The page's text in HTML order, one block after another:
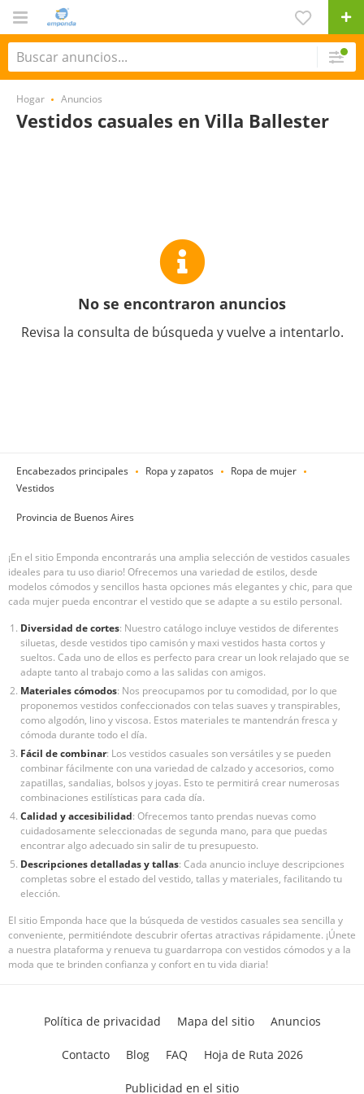
Hogar Anuncios
Vestidos casuales en Villa Ballester
No se encontraron anuncios
Revisa la consulta de búsqueda y vuelve a intentarlo.
Encabezados principales Ropa y zapatos
Ropa de mujer
Vestidos
Provincia de Buenos Aires
¡En el sitio Emponda encontrarás una amplia selección de vestidos casuales
ideales para tu uso diario! Ofrecemos una variedad de estilos, desde
modelos cómodos y sencillos hasta opciones más elegantes y chic, para que
cada mujer pueda encontrar el vestido que se adapte a su estilo personal.
Diversidad de cortes: Nuestro catálogo incluye vestidos de diferentes
siluetas, desde vestidos tipo camisón y maxi vestidos hasta cortos y
sueltos. Cada uno de ellos es perfecto para crear un look relajado que se
adapte tanto al trabajo como a las salidas con amigos.
Materiales cómodos: Nos preocupamos por tu comodidad, por lo que
proponemos vestidos confeccionados con telas suaves y transpirables,
como algodón, lino y viscosa. Estos materiales te mantendrán fresca y
cómoda durante todo el día.
Fácil de combinar: Los vestidos casuales son versátiles y se pueden
combinar fácilmente con una variedad de calzado y accesorios, como
zapatillas, sandalias, bolsos y joyas. Esto te permitirá crear numerosas
combinaciones estilísticas para cada día.
Calidad y accesibilidad: Ofrecemos tanto prendas nuevas como
cuidadosamente seleccionadas de segunda mano, para que puedas
encontrar algo adecuado sin salir de tu presupuesto.
Descripciones detalladas y tallas: Cada anuncio incluye descripciones
completas sobre el estado del vestido, tallas y materiales, facilitando tu
elección.
El sitio Emponda hace que la búsqueda de vestidos casuales sea sencilla y
conveniente, permitiéndote descubrir ofertas atractivas rápidamente. ¡Únete
a nuestra plataforma y renueva tu guardarropa con vestidos cómodos y a la
moda que te brinden confianza y confort en tu vida diaria!
Política de privacidad Mapa del sitio Anuncios
Contacto Blog FAQ Hoja de Ruta 2026
Publicidad en el sitio